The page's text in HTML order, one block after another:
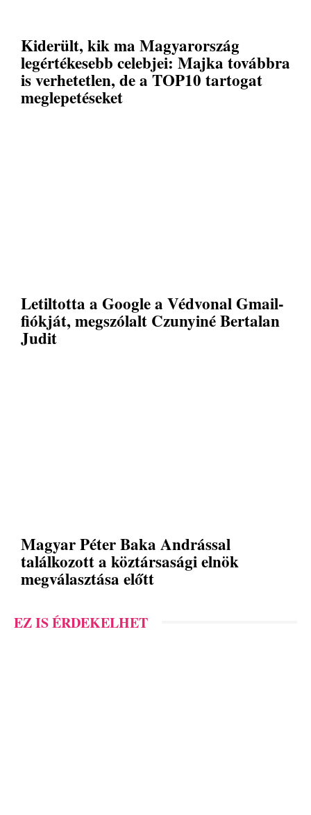
Kiderült, kik ma Magyarország
legértékesebb celebjei: Majka továbbra
is verhetetlen, de a TOP10 tartogat
meglepetéseket
Letiltotta a Google a Védvonal Gmail-
fiókját, megszólalt Czunyiné Bertalan
Judit
Magyar Péter Baka Andrással
találkozott a köztársasági elnök
megválasztása előtt
EZ IS ÉRDEKELHET